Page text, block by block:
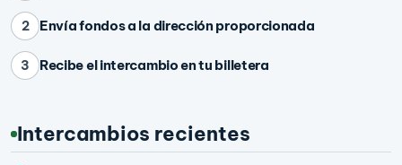
2 Envía fondos a la dirección proporcionada
3 Recibe el intercambio en tu billetera
Intercambios recientes